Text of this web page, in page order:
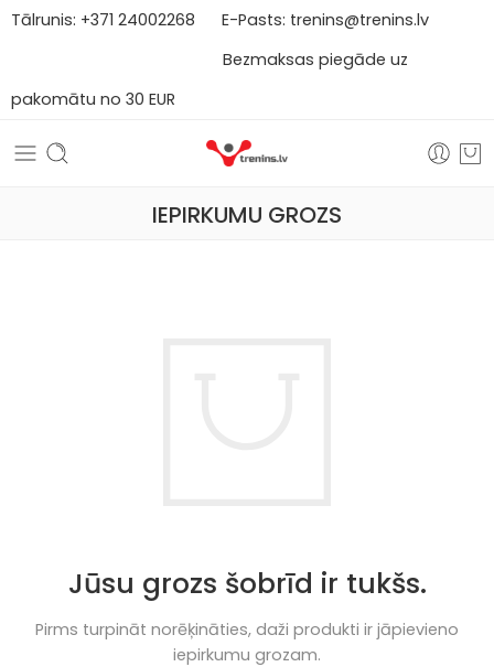
Tālrunis: +371 24002268 E-Pasts: trenins@trenins.lv
Bezmaksas piegāde uz
pakomātu no 30 EUR
IEPIRKUMU GROZS
Jūsu grozs šobrīd ir tukšs.
Pirms turpināt norēķināties, daži produkti ir jāpievieno
iepirkumu grozam.